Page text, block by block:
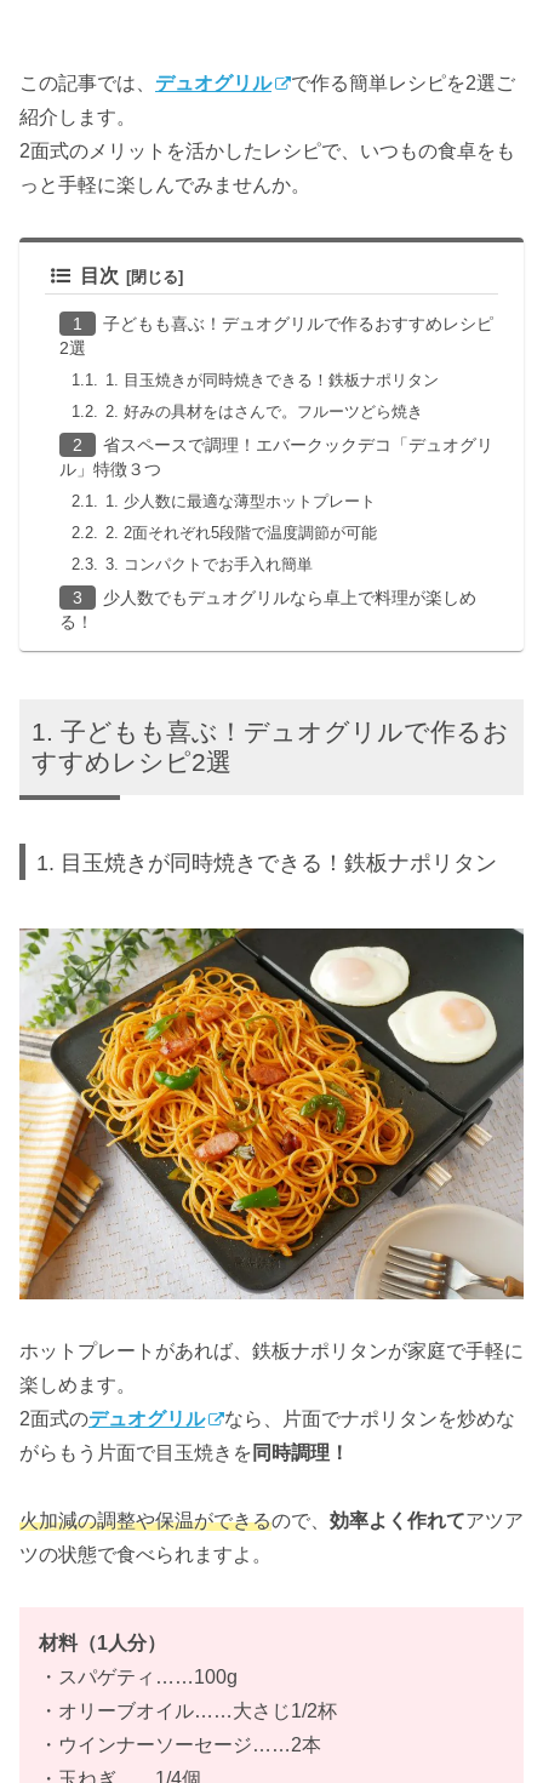
この記事では、 デュオグリル
で作る簡単レシピを2選ご
紹介します。
2面式のメリットを活かしたレシピで、いつもの食卓をも
っと手軽に楽しんでみませんか。
目次
子どもも喜ぶ！デュオグリルで作るおすすめレシピ
2選
1. 目玉焼きが同時焼きできる！鉄板ナポリタン
2. 好みの具材をはさんで。フルーツどら焼き
省スペースで調理！エバークックデコ「デュオグリ
ル」特徴３つ
1. 少人数に最適な薄型ホットプレート
2. 2面それぞれ5段階で温度調節が可能
3. コンパクトでお手入れ簡単
少人数でもデュオグリルなら卓上で料理が楽しめ
る！
子どもも喜ぶ！デュオグリルで作るお
すすめレシピ2選
1. 目玉焼きが同時焼きできる！鉄板ナポリタン
ホットプレートがあれば、鉄板ナポリタンが家庭で手軽に
楽しめます。
2面式のデュオグリル
なら、片面でナポリタンを炒めな
がらもう片面で目玉焼きを 同時調理！
火加減の調整や保温ができるので、 効率よく作れてアツア
ツの状態で食べられますよ。
材料（1人分）
・スパゲティ……100g
・オリーブオイル……大さじ1/2杯
・ウインナーソーセージ……2本
・玉ねぎ……1/4個